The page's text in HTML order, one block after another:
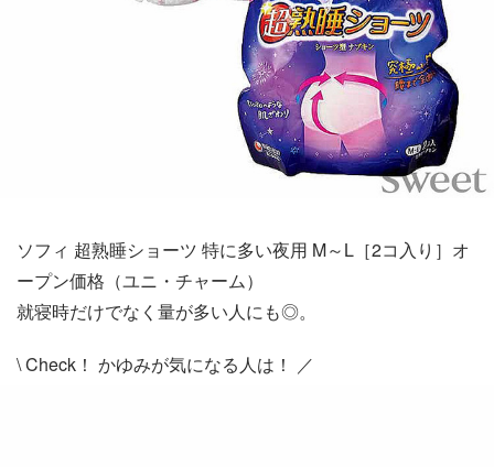
ソフィ 超熟睡ショーツ 特に多い夜用 M～L［2コ入り］オ
ープン価格（ユニ・チャーム）
就寝時だけでなく量が多い人にも◎。
\ Check！ かゆみが気になる人は！ ／